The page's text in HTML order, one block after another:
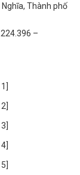
Thành phố
–